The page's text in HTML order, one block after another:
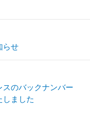
らせ
スのバックナンバー
ました